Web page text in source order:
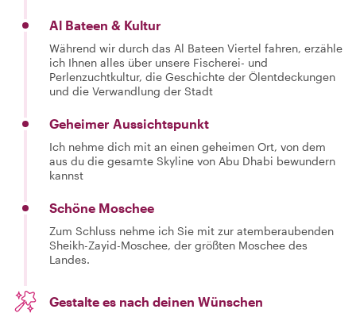
Al Bateen & Kultur
Während wir durch das Al Bateen Viertel fahren, erzähle
ich Ihnen alles über unsere Fischerei- und
Perlenzuchtkultur, die Geschichte der Ölentdeckungen
und die Verwandlung der Stadt
Geheimer Aussichtspunkt
Ich nehme dich mit an einen geheimen Ort, von dem
aus du die gesamte Skyline von Abu Dhabi bewundern
kannst
Schöne Moschee
Zum Schluss nehme ich Sie mit zur atemberaubenden
Sheikh-Zayid-Moschee, der größten Moschee des
Landes.
Gestalte es nach deinen Wünschen